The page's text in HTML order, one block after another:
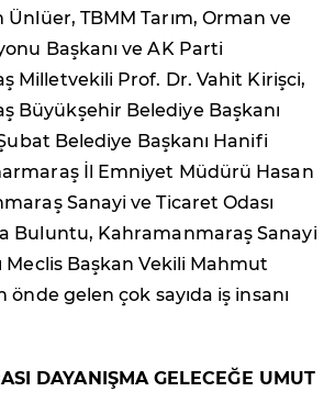
TBMM Tarım, Orman ve
Başkanı ve AK Parti
Milletvekili Prof. Dr. Vahit Kirişci,
Büyükşehir Belediye Başkanı
Belediye Başkanı Hanifi
İl Emniyet Müdürü Hasan
Sanayi ve Ticaret Odası
Buluntu, Kahramanmaraş Sanayi
Meclis Başkan Vekili Mahmut
önde gelen çok sayıda iş insanı
DAYANIŞMA GELECEĞE UMUT